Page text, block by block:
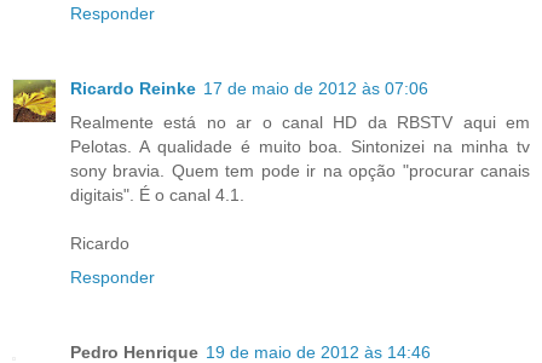
Responder
Ricardo Reinke 17 de maio de 2012 às 07:06
Realmente está no ar o canal HD da RBSTV aqui em
Pelotas. A qualidade é muito boa. Sintonizei na minha tv
sony bravia. Quem tem pode ir na opção "procurar canais
digitais". É o canal 4.1.
Ricardo
Responder
Pedro Henrique 19 de maio de 2012 às 14:46